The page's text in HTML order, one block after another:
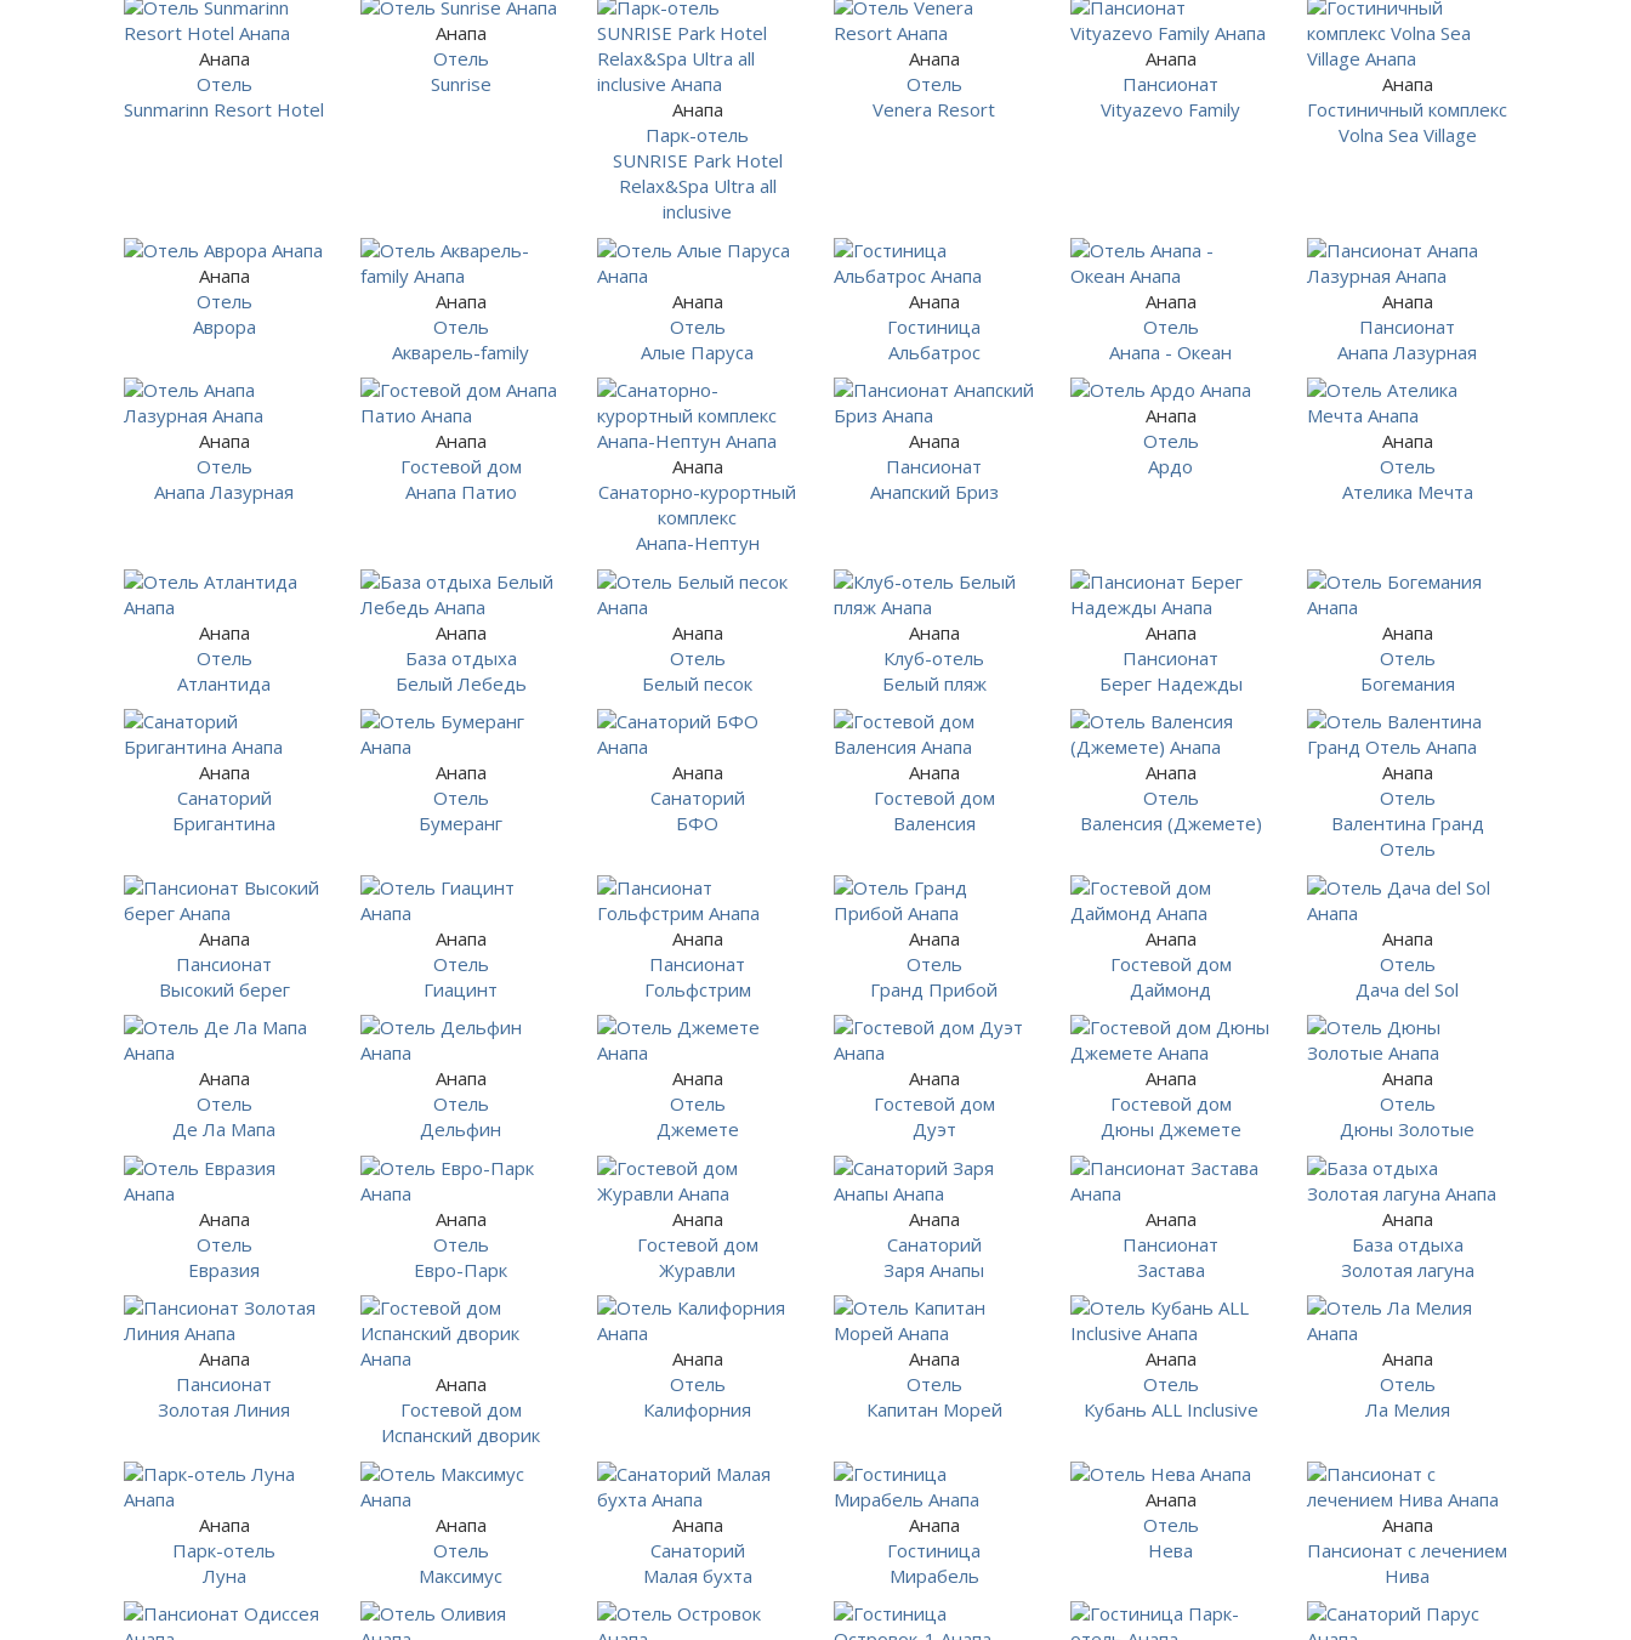
Анапа
Отель
Sunmarinn Resort Hotel
Анапа
Отель
Sunrise
Анапа
Парк-отель
SUNRISE Park Hotel
Relax&Spa Ultra all
inclusive
Анапа
Отель
Venera Resort
Анапа
Пансионат
Vityazevo Family
Анапа
Гостиничный комплекс
Volna Sea Village
Анапа
Отель
Аврора
Анапа
Отель
Акварель-family
Анапа
Отель
Алые Паруса
Анапа
Гостиница
Альбатрос
Анапа
Отель
Анапа - Океан
Анапа
Пансионат
Анапа Лазурная
Анапа
Отель
Анапа Лазурная
Анапа
Гостевой дом
Анапа Патио
Анапа
Санаторно-курортный
комплекс
Анапа-Нептун
Анапа
Пансионат
Анапский Бриз
Анапа
Отель
Ардо
Анапа
Отель
Ателика Мечта
Анапа
Отель
Атлантида
Анапа
База отдыха
Белый Лебедь
Анапа
Отель
Белый песок
Анапа
Клуб-отель
Белый пляж
Анапа
Пансионат
Берег Надежды
Анапа
Отель
Богемания
Анапа
Санаторий
Бригантина
Анапа
Отель
Бумеранг
Анапа
Санаторий
БФО
Анапа
Гостевой дом
Валенсия
Анапа
Отель
Валенсия (Джемете)
Анапа
Отель
Валентина Гранд
Отель
Анапа
Пансионат
Высокий берег
Анапа
Отель
Гиацинт
Анапа
Пансионат
Гольфстрим
Анапа
Отель
Гранд Прибой
Анапа
Гостевой дом
Даймонд
Анапа
Отель
Дача del Sol
Анапа
Отель
Де Ла Мапа
Анапа
Отель
Дельфин
Анапа
Отель
Джемете
Анапа
Гостевой дом
Дуэт
Анапа
Гостевой дом
Дюны Джемете
Анапа
Отель
Дюны Золотые
Анапа
Отель
Евразия
Анапа
Отель
Евро-Парк
Анапа
Гостевой дом
Журавли
Анапа
Санаторий
Заря Анапы
Анапа
Пансионат
Застава
Анапа
База отдыха
Золотая лагуна
Анапа
Пансионат
Золотая Линия
Анапа
Гостевой дом
Испанский дворик
Анапа
Отель
Калифорния
Анапа
Отель
Капитан Морей
Анапа
Отель
Кубань ALL Inclusive
Анапа
Отель
Ла Мелия
Анапа
Парк-отель
Луна
Анапа
Отель
Максимус
Анапа
Санаторий
Малая бухта
Анапа
Гостиница
Мирабель
Анапа
Отель
Нева
Анапа
Пансионат с лечением
Нива